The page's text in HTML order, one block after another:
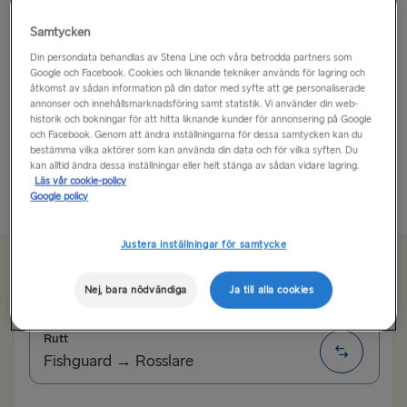
Underbara Wexford!
Wexford är tekniskt sett inte en stad, utan en stad i
grevskapet Wexford, som ofta kallas Irlands soliga
sydöstra del eftersom det har fler soltimmar än någon
annanstans i landet. Det är bara en av anledningarna
till att...
Läs mer
Från 1991 kr enkel resa, bil och förare
Rutt
Fishguard → Rosslare
Samtycken
Din persondata behandlas av Stena Line och våra betrodda partners som
Google och Facebook. Cookies och liknande tekniker används för lagring och
åtkomst av sådan information på din dator med syfte att ge personaliserade
annonser och innehållsmarknadsföring samt statistik. Vi använder din web-
historik och bokningar för att hitta liknande kunder för annonsering på Google
och Facebook. Genom att ändra inställningarna för dessa samtycken kan du
bestämma vilka aktörer som kan använda din data och för vilka syften. Du
kan alltid ändra dessa inställningar eller helt stänga av sådan vidare lagring.
Läs vår cookie-policy
Google policy
Justera inställningar för samtycke
Nej, bara nödvändiga Ja till alla cookies